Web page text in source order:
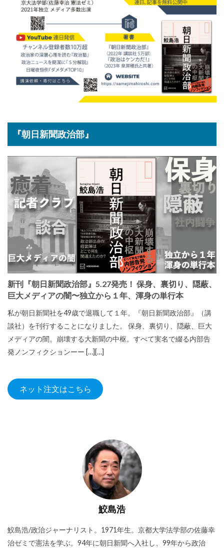
『朝日新聞政治部』
新刊『朝日新聞政治部』5.27発売！ 保身、裏切り、隠蔽、
巨大メディアの闇〜独立から１年、渾身の単行本
私が朝日新聞社を49歳で退職して１年。『朝日新聞政治部』（講
談社）を刊行することになりました。 保身、裏切り、隠蔽、巨大
メディアの闇。崩壊する大新聞の中枢。すべて実名で綴る内部告
発ノンフィクションーー […][…]
ネット注文はこちら
鮫島浩
鮫島浩/政治ジャーナリスト。1971年生。京都大学法学部の佐藤幸
治ゼミで憲法を学ぶ。94年に朝日新聞へ入社し、99年から政治